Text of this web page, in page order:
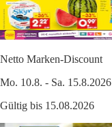
Netto Marken-Discount
Mo. 10.8. - Sa. 15.8.2026
Gültig bis 15.08.2026